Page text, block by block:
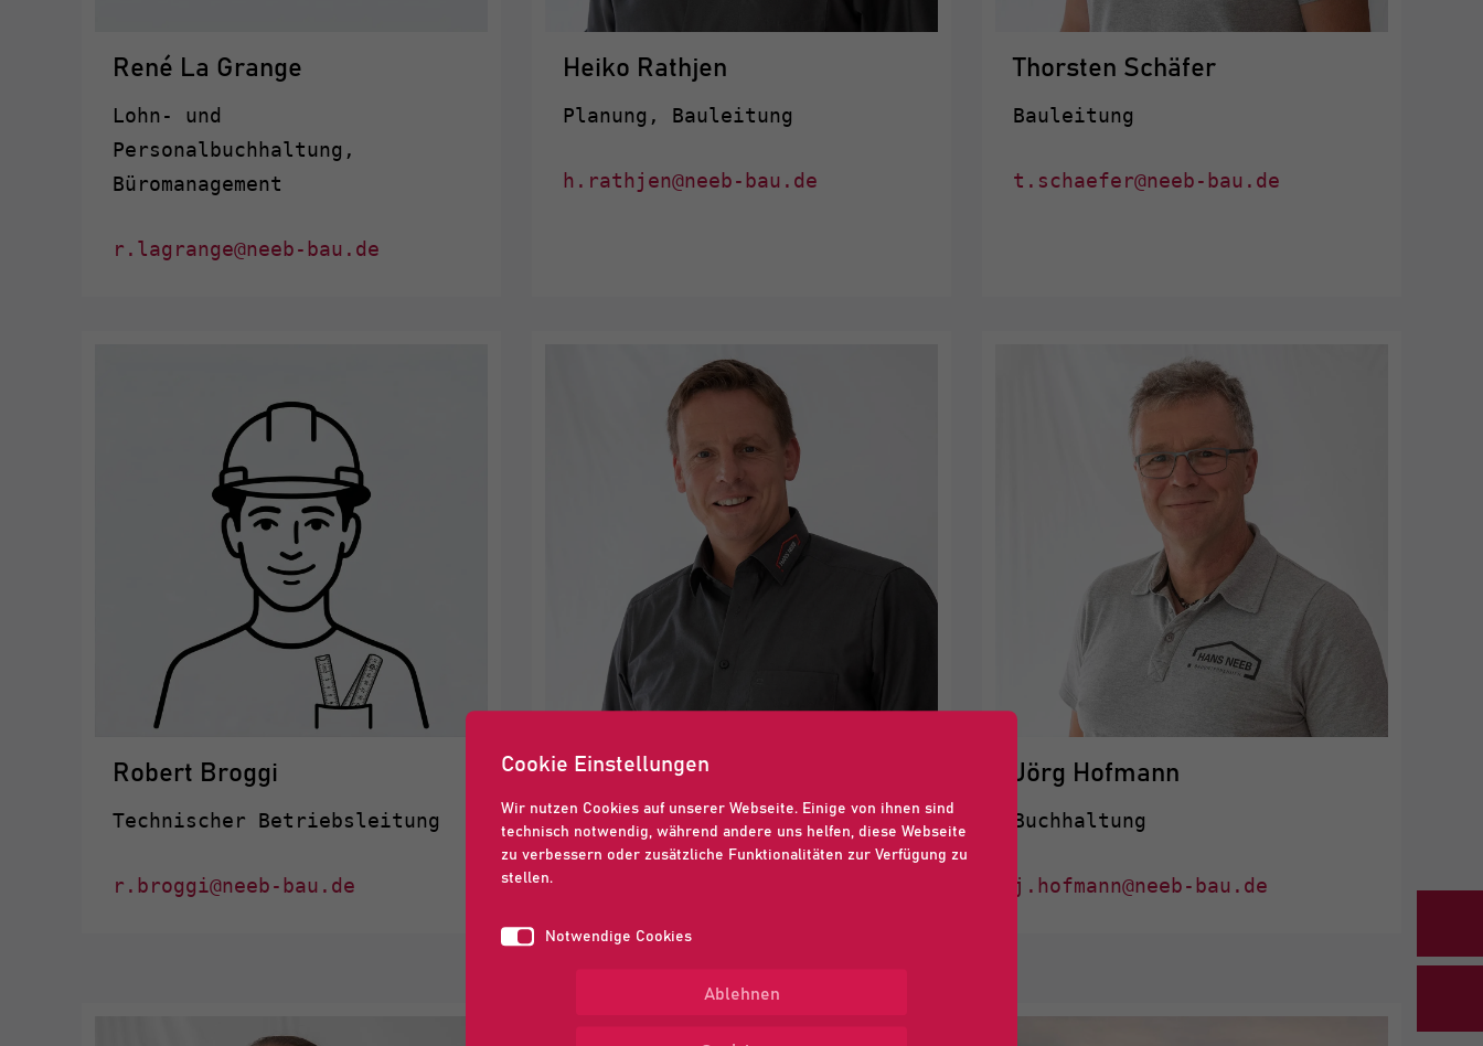
René La Grange
Lohn- und
Personalbuchhaltung,
Büromanagement
r.lagrange@neeb-bau.de
Heiko Rathjen
Planung, Bauleitung
h.rathjen@neeb-bau.de
Thorsten Schäfer
Bauleitung
t.schaefer@neeb-bau.de
Robert Broggi
Technischer Betriebsleitung
r.broggi@neeb-bau.de
Sascha Schweitzer
Einkauf, Bauleitung &
Kalkulation
Jörg Hofmann
Buchhaltung
j.hofmann@neeb-bau.de
Cookie Einstellungen
Wir nutzen Cookies auf unserer Webseite. Einige von ihnen sind
technisch notwendig, während andere uns helfen, diese Webseite
zu verbessern oder zusätzliche Funktionalitäten zur Verfügung zu
stellen.
Notwendige Cookies
Ablehnen